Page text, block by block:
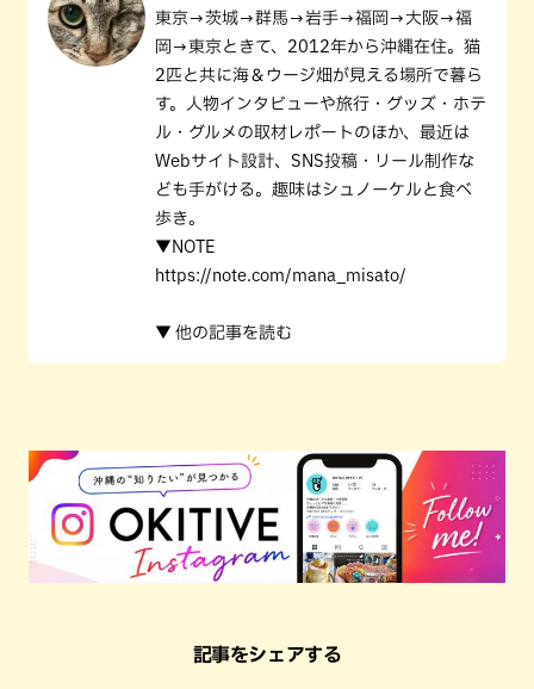
東京→茨城→群馬→岩手→福岡→大阪→福
岡→東京ときて、2012年から沖縄在住。猫
2匹と共に海＆ウージ畑が見える場所で暮ら
す。人物インタビューや旅行・グッズ・ホテ
ル・グルメの取材レポートのほか、最近は
Webサイト設計、SNS投稿・リール制作な
ども手がける。趣味はシュノーケルと食べ
歩き。
▼NOTE
https://note.com/mana_misato/
▼ 他の記事を読む
記事をシェアする